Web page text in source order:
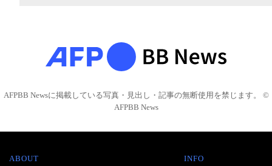
AFPBB Newsに掲載している写真・見出し・記事の無断使用を禁じます。 ©
AFPBB News
ABOUT INFO